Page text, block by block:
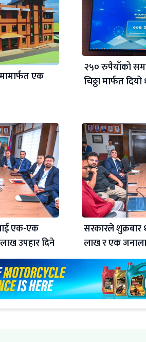
एक
२५० रुपैयाँको
चिठ्ठा मार्फत
एक-एक
उपहार दिने
सरकारले
लाख र एक